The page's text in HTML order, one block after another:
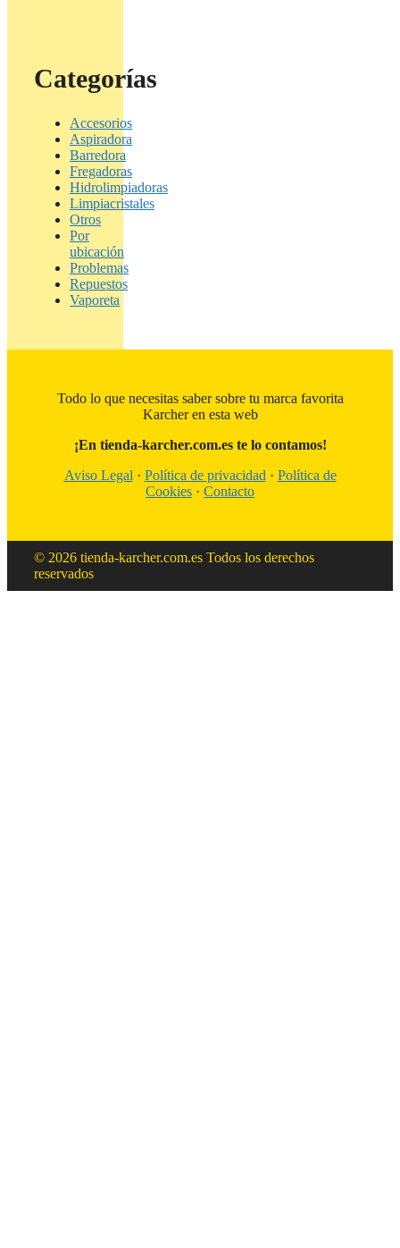
Categorías
Accesorios
Aspiradora
Barredora
Fregadoras
Hidrolimpiadoras
Limpiacristales
Otros
Por
ubicación
Problemas
Repuestos
Vaporeta
Todo lo que necesitas saber sobre tu marca favorita
Karcher en esta web
¡En tienda-karcher.com.es te lo contamos!
Aviso Legal · Política de privacidad · Política de
Cookies · Contacto
© 2026 tienda-karcher.com.es Todos los derechos
reservados